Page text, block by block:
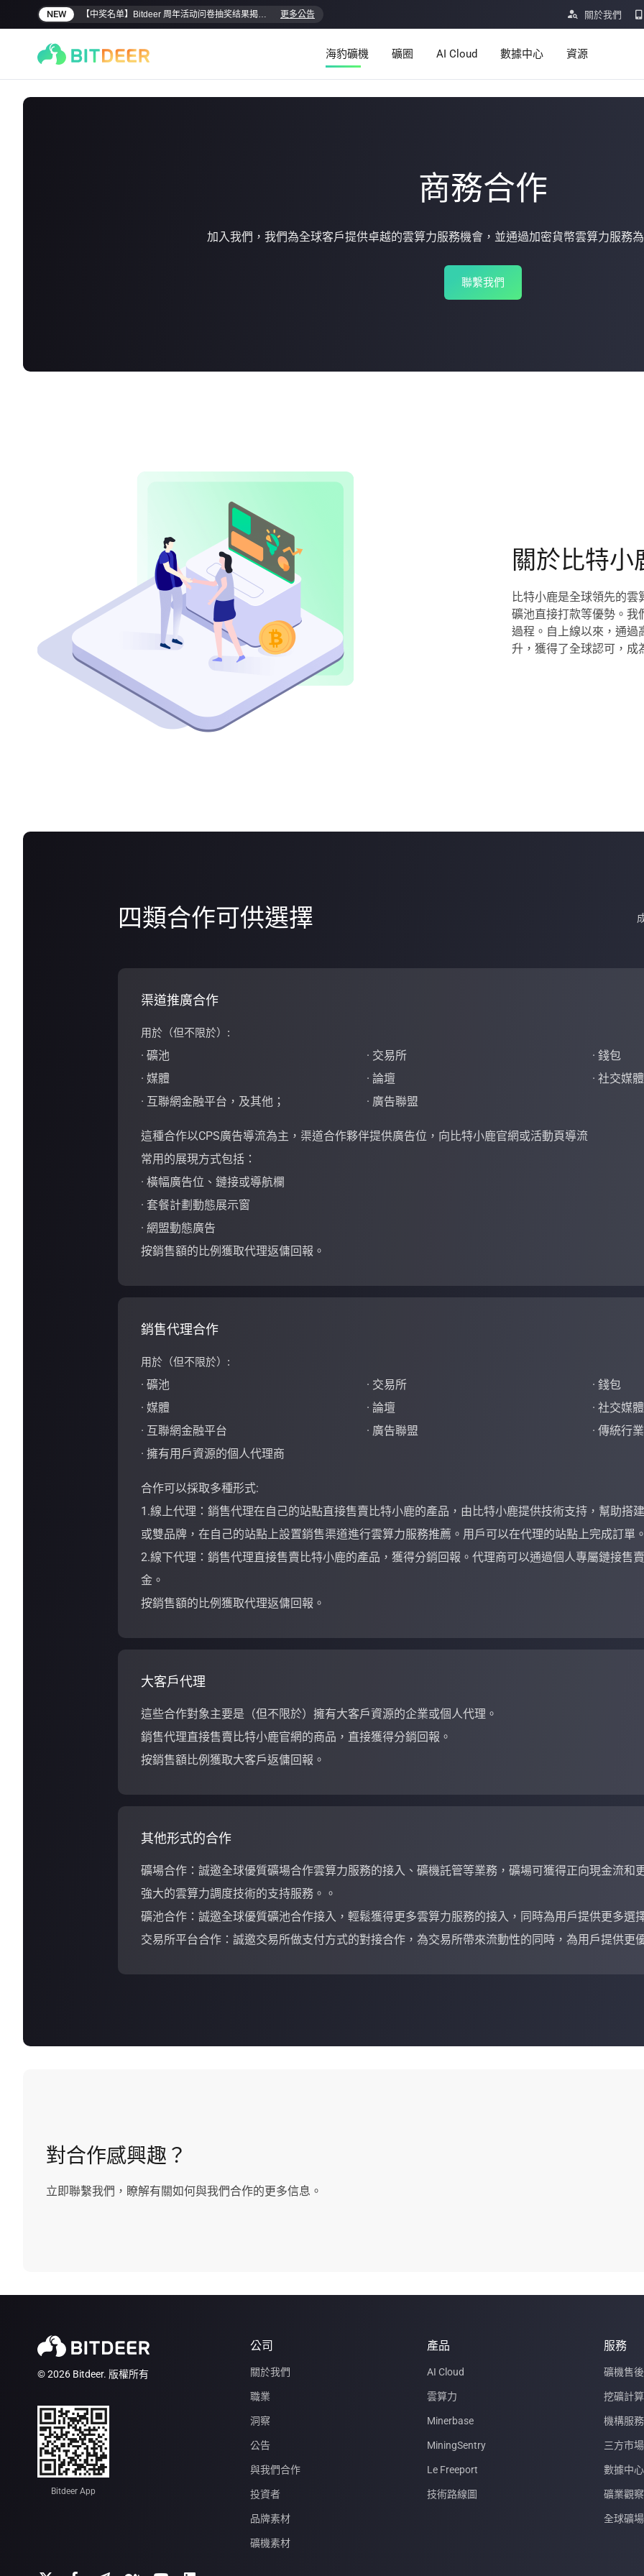
NEW 【中奖名单】Bitdeer 周年活动问卷抽奖结果揭晓！ 更多公告  關於我們 
海豹礦機
SEALMINER A3 Pro Hydro Minerbase A40-欧版
$26999.00
Minerbase A40-美版
礦圈 AI Cloud
服務
數據中心 資源
公告
幫助中心
商務合作
加入我們，我們為全球客戶提供卓越的雲算力服務機會，並通過加密貨幣雲算力服務
聯繫我們
關於比特小
比特小鹿是全球領先的
礦池直接打款等優勢。我
過程。自上線以來，通過
升，獲得了全球認可，成
四類合作可供選擇
渠道推廣合作
用於（但不限於）:
· 礦池 · 交易所
· 錢包
· 媒體
· 論壇
· 社交媒體
· 互聯網金融平台，及其他；
· 廣告聯盟
這種合作以CPS廣告導流為主，渠道合作夥伴提供廣告位，向比特小鹿官網或活動頁導流
常用的展現方式包括：
· 橫幅廣告位、鏈接或導航欄
· 套餐計劃動態展示窗
· 網盟動態廣告
按銷售額的比例獲取代理返傭回報。
銷售代理合作
用於（但不限於）:
· 礦池 · 交易所
· 錢包
· 媒體
· 論壇
· 社交媒體
· 互聯網金融平台
· 廣告聯盟
· 傳統行
· 擁有用戶資源的個人代理商
合作可以採取多種形式:
1.線上代理：銷售代理在自己的站點直接售賣比特小鹿的產品，由比特小鹿提供技術支持，幫助搭
或雙品牌，在自己的站點上設置銷售渠道進行雲算力服務推薦。用戶可以在代理的站點上完成訂單
2.線下代理：銷售代理直接售賣比特小鹿的產品，獲得分銷回報。代理商可以通過個人專屬鏈接售
金。
按銷售額的比例獲取代理返傭回報。
大客戶代理
這些合作對象主要是（但不限於）擁有大客戶資源的企業或個人代理。
銷售代理直接售賣比特小鹿官網的商品，直接獲得分銷回報。
按銷售額比例獲取大客戶返傭回報。
其他形式的合作
礦場合作：誠邀全球優質礦場合作雲算力服務的接入、礦機託管等業務，礦場可獲得正向現金流和
強大的雲算力調度技術的支持服務。。
礦池合作：誠邀全球優質礦池合作接入，輕鬆獲得更多雲算力服務的接入，同時為用戶提供更多選
交易所平台合作：誠邀交易所做支付方式的對接合作，為交易所帶來流動性的同時，為用戶提供更
對合作感興趣？
立即聯繫我們，瞭解有關如何與我們合作的更多信息。
© 2026 Bitdeer. 版權所有
Bitdeer App
公司
關於我們
職業
洞察
公告
與我們合作
投資者
品牌素材
礦機素材
產品
AI Cloud
雲算力
Minerbase
MiningSentry
Le Freeport
技術路線圖
服務
礦機售後
挖礦計
機構服務
三方市場
數據中心
礦業觀察
全球礦場